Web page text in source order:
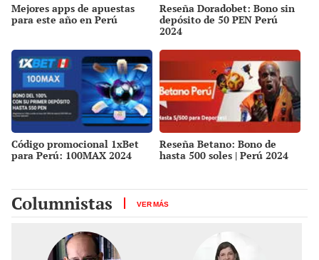
Mejores apps de apuestas
para este año en Perú
Reseña Doradobet: Bono sin
depósito de 50 PEN Perú
2024
Código promocional 1xBet
para Perú: 100MAX 2024
Reseña Betano: Bono de
hasta 500 soles | Perú 2024
Columnistas VER MÁS